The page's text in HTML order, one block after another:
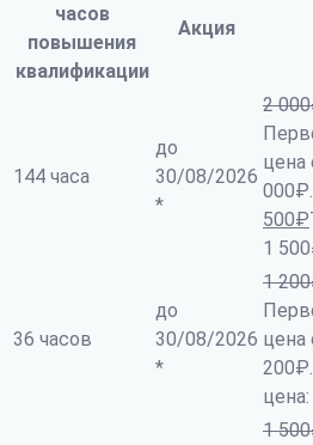
часов
повышения
квалификации
Акция
144 часа
до
30/08/2026
*
2 000
цена
000₽.
500₽
1
36 часов
до
30/08/2026
*
1 200
цена
200₽.
1 500